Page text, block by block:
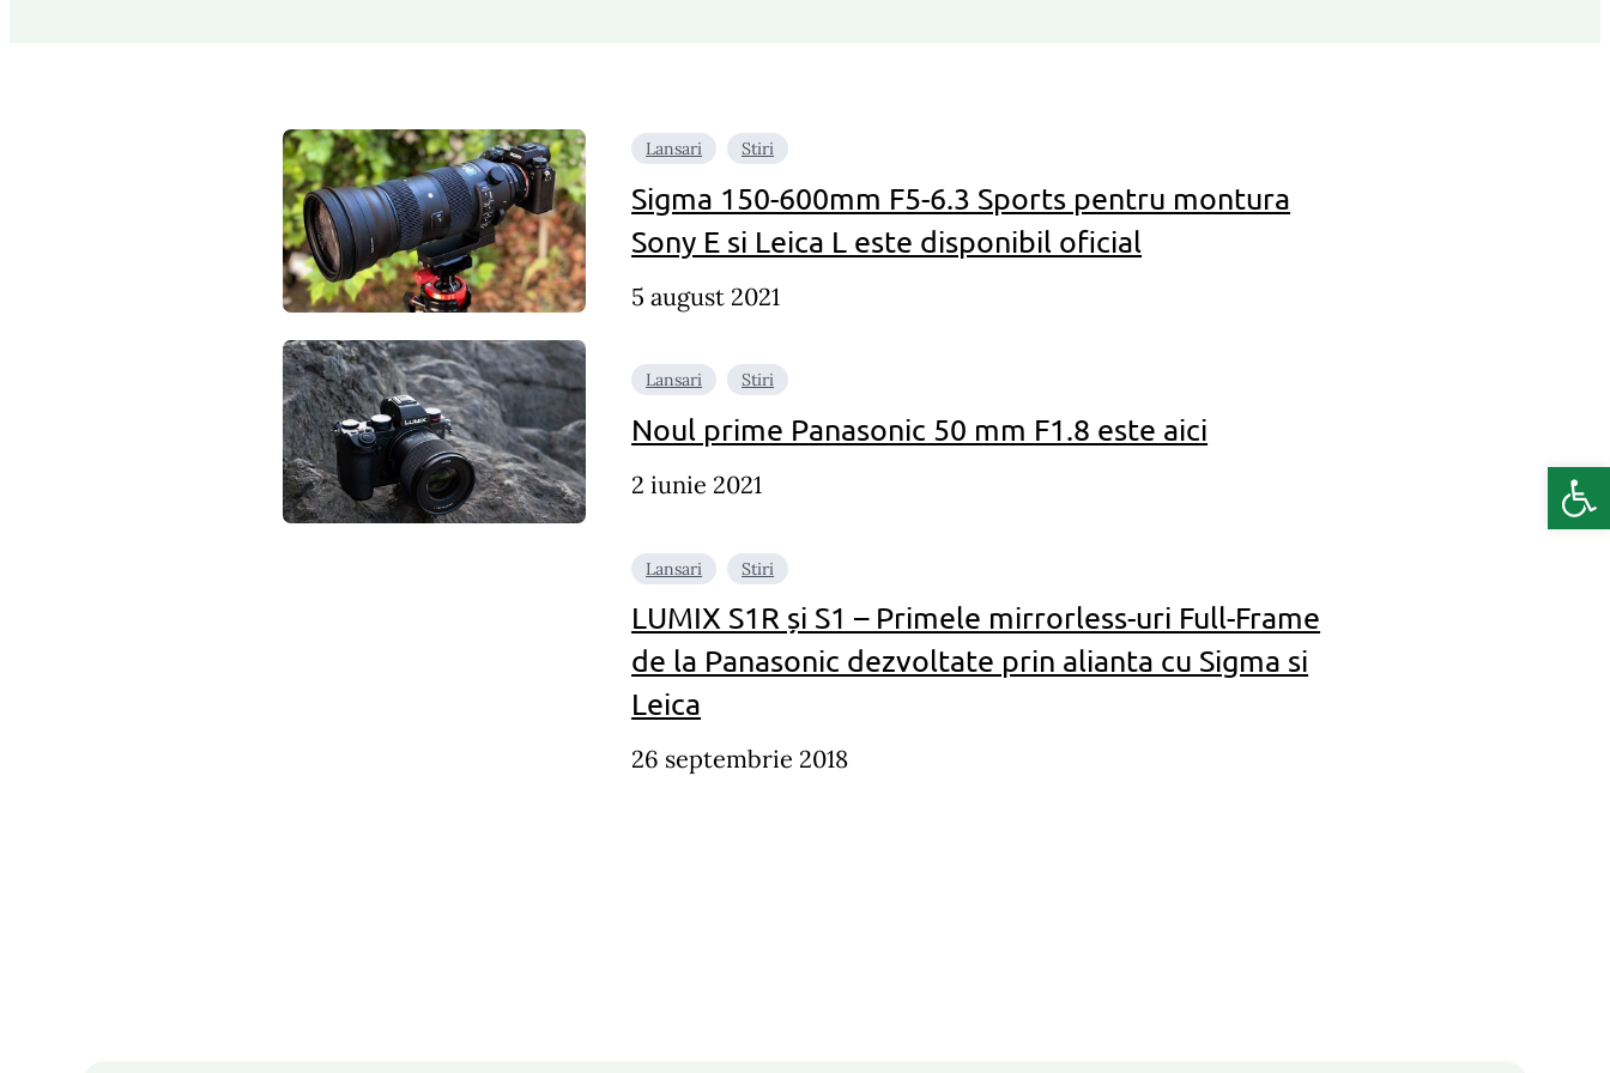
Lansari Stiri
Sigma 150-600mm F5-6.3 Sports pentru montura
Sony E si Leica L este disponibil oficial
5 august 2021
Lansari Stiri
Noul prime Panasonic 50 mm F1.8 este aici
2 iunie 2021
Lansari Stiri
LUMIX S1R și S1 – Primele mirrorless-uri Full-Frame
de la Panasonic dezvoltate prin alianta cu Sigma si
Leica
26 septembrie 2018